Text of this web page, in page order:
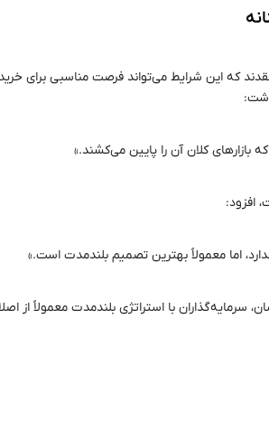
که این شرایط می‌تواند فرصت مناسبی برای
بازارهای کلان آن را پایین می‌کشند.»
افزود:
اما معمولاً بهترین تصمیم بلندمدت است.»
سرمایه‌گذاران با استراتژی بلندمدت معمولاً از